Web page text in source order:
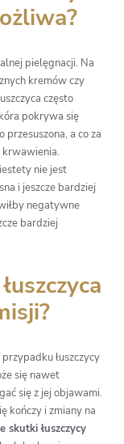
pielęgnacji. Na
kremów czy
często
pokrywa się
a co za
krwawienia.
nie jest
i jeszcze bardziej
negatywne
bardziej
łuszczycy
się nawet
się z jej objawami.
kończy i zmiany na
skutki łuszczycy